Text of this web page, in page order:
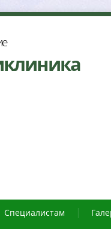
Специалистам